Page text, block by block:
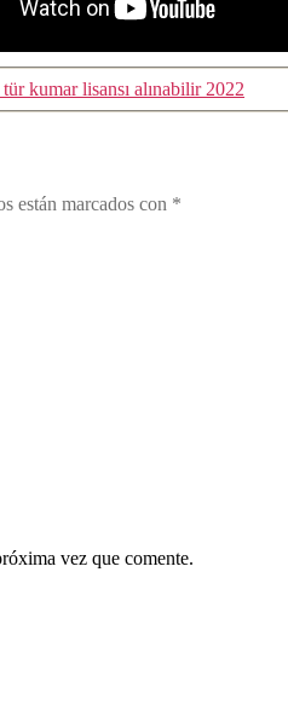
tür kumar lisansı alınabilir 2022
están marcados con *
vez que comente.